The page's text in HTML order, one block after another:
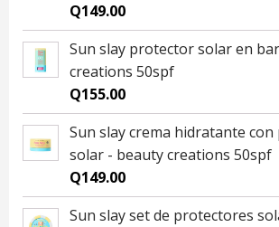
Q149.00
Sun slay protector solar en
creations 50spf
Q155.00
Sun slay crema hidratante
solar - beauty creations 50spf
Q149.00
Sun slay set de protectores